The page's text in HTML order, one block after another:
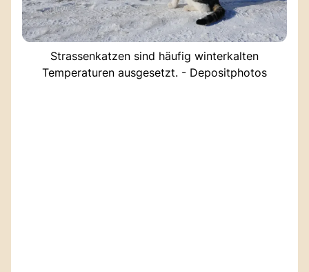
Strassenkatzen sind häufig winterkalten
Temperaturen ausgesetzt. - Depositphotos